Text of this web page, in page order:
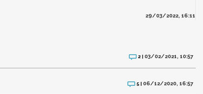
29/03/2022, 16:11
2 | 03/02/2021, 10:57
5 | 06/12/2020, 16:57